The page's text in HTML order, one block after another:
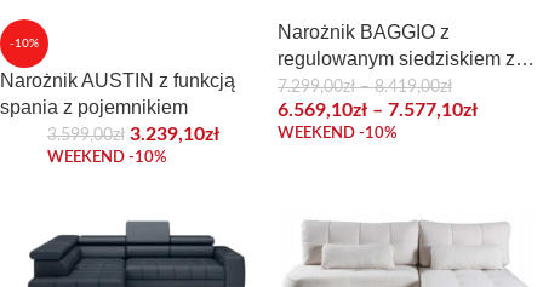
-10%
Narożnik AUSTIN z funkcją
spania z pojemnikiem
3.599,00zł 3.239,10zł
WEEKEND -10%
Narożnik BAGGIO z
regulowanym siedziskiem z
funkcją spania i pojemnikiem
7.299,00zł – 8.419,00zł
6.569,10zł – 7.577,10zł
WEEKEND -10%